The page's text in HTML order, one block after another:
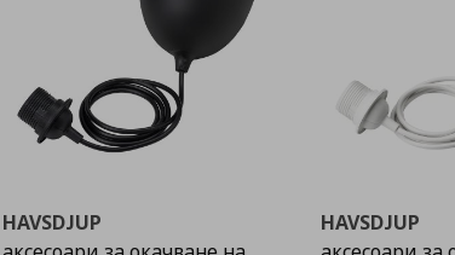
HAVSDJUP
HAVSDJUP